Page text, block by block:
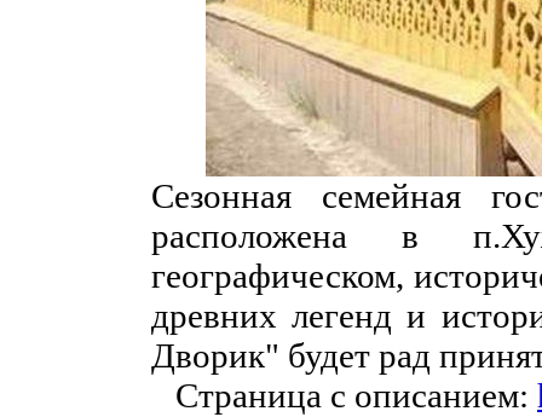
Сезонная семейная
расположена в
географическом,
древних легенд и
Дворик" будет рад
Страница с описанием: